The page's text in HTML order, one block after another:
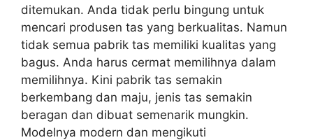
ditemukan. Anda tidak perlu bingung untuk
mencari produsen tas yang berkualitas. Namun
tidak semua pabrik tas memiliki kualitas yang
bagus. Anda harus cermat memilihnya dalam
memilihnya. Kini pabrik tas semakin
berkembang dan maju, jenis tas semakin
beragan dan dibuat semenarik mungkin.
Modelnya modern dan mengikuti